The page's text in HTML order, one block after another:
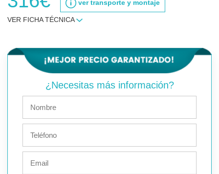
ver transporte y montaje
VER FICHA TÉCNICA
¿Necesitas más información?